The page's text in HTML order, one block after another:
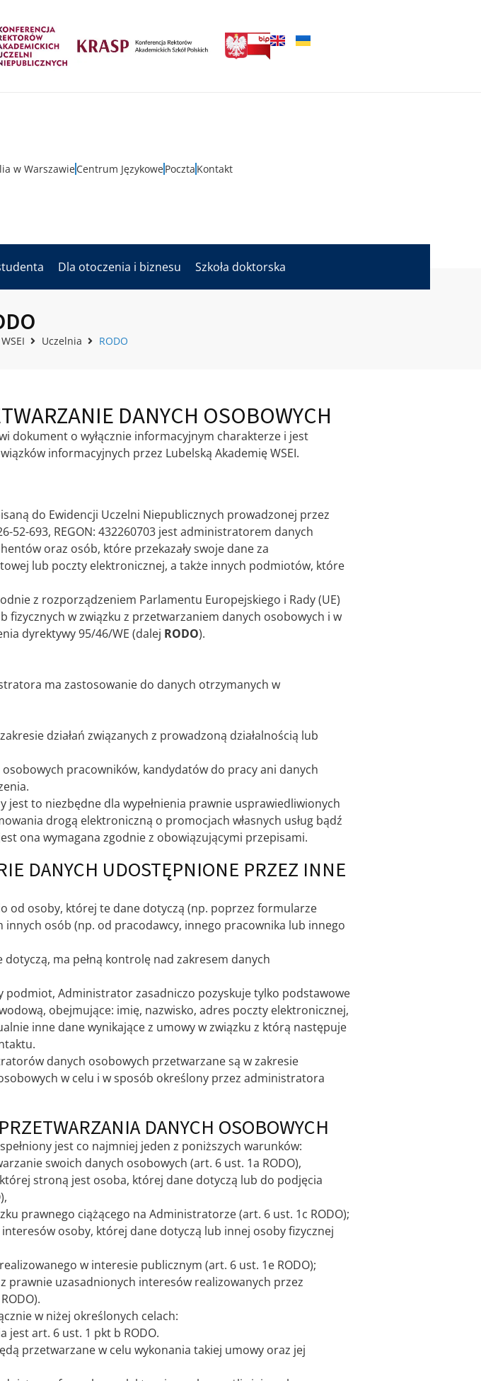
w WarszawieCentrum JęzykowePoczta Kontakt
Dla otoczenia i biznesu Szkoła doktorska
Uczelnia RODO
DANYCH OSOBOWYCH
dokument o wyłącznie informacyjnym charakterze i jest
informacyjnych przez Lubelską Akademię WSEI.
do Ewidencji Uczelni Niepublicznych prowadzonej przez
52-693, REGON: 432260703 jest administratorem danych
oraz osób, które przekazały swoje dane za
lub poczty elektronicznej, a także innych podmiotów, które
z rozporządzeniem Parlamentu Europejskiego i Rady (UE)
fizycznych w związku z przetwarzaniem danych osobowych i w
dyrektywy 95/46/WE (dalej RODO).
ma zastosowanie do danych otrzymanych w
działań związanych z prowadzoną działalnością lub
pracowników, kandydatów do pracy ani danych
jest to niezbędne dla wypełnienia prawnie usprawiedliwionych
drogą elektroniczną o promocjach własnych usług bądź
ona wymagana zgodnie z obowiązującymi przepisami.
DANYCH UDOSTĘPNIONE PRZEZ INNE
od osoby, której te dane dotyczą (np. poprzez formularze
osób (np. od pracodawcy, innego pracownika lub innego
ma pełną kontrolę nad zakresem danych
Administrator zasadniczo pozyskuje tylko podstawowe
obejmujące: imię, nazwisko, adres poczty elektronicznej,
inne dane wynikające z umowy w związku z którą następuje
danych osobowych przetwarzane są w zakresie
w celu i w sposób określony przez administratora
DANYCH OSOBOWYCH
jest co najmniej jeden z poniższych warunków:
swoich danych osobowych (art. 6 ust. 1a RODO),
stroną jest osoba, której dane dotyczą lub do podjęcia
prawnego ciążącego na Administratorze (art. 6 ust. 1c RODO);
osoby, której dane dotyczą lub innej osoby fizycznej
w interesie publicznym (art. 6 ust. 1e RODO);
prawnie uzasadnionych interesów realizowanych przez
w niżej określonych celach:
jest art. 6 ust. 1 pkt b RODO.
przetwarzane w celu wykonania takiej umowy oraz jej